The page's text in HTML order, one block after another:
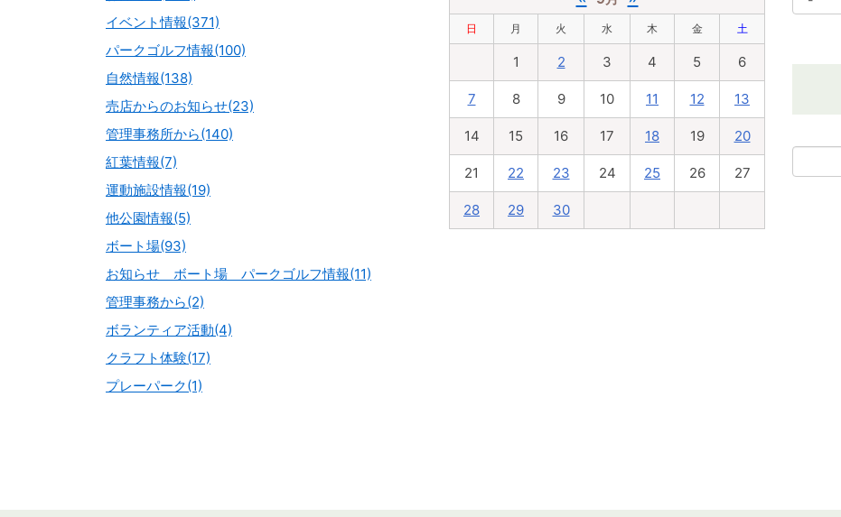
イベント情報(371)
パークゴルフ情報(100)
自然情報(138)
売店からのお知らせ(23)
管理事務所から(140)
紅葉情報(7)
運動施設情報(19)
他公園情報(5)
ボート場(93)
お知らせ ボート場 パークゴルフ情報(11)
管理事務から(2)
ボランティア活動(4)
クラフト体験(17)
プレーパーク(1)
日 月 火 水 木 金 土
1 2 3 4 5 6
7 8 9 10 11 12 13
14 15 16 17 18 19 20
21 22 23 24 25 26 27
28 29 30